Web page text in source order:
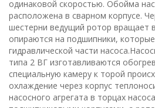
одинаковой скоростью. Обойма
расположена в сварном корпусе.
шестерни ведущий ротор вращает
опираются на подшипники,
гидравлической части
типа 2 ВГ изготавливаются
специальную камеру к торой
охлаждение через корпус
насосного агрегата в торцах